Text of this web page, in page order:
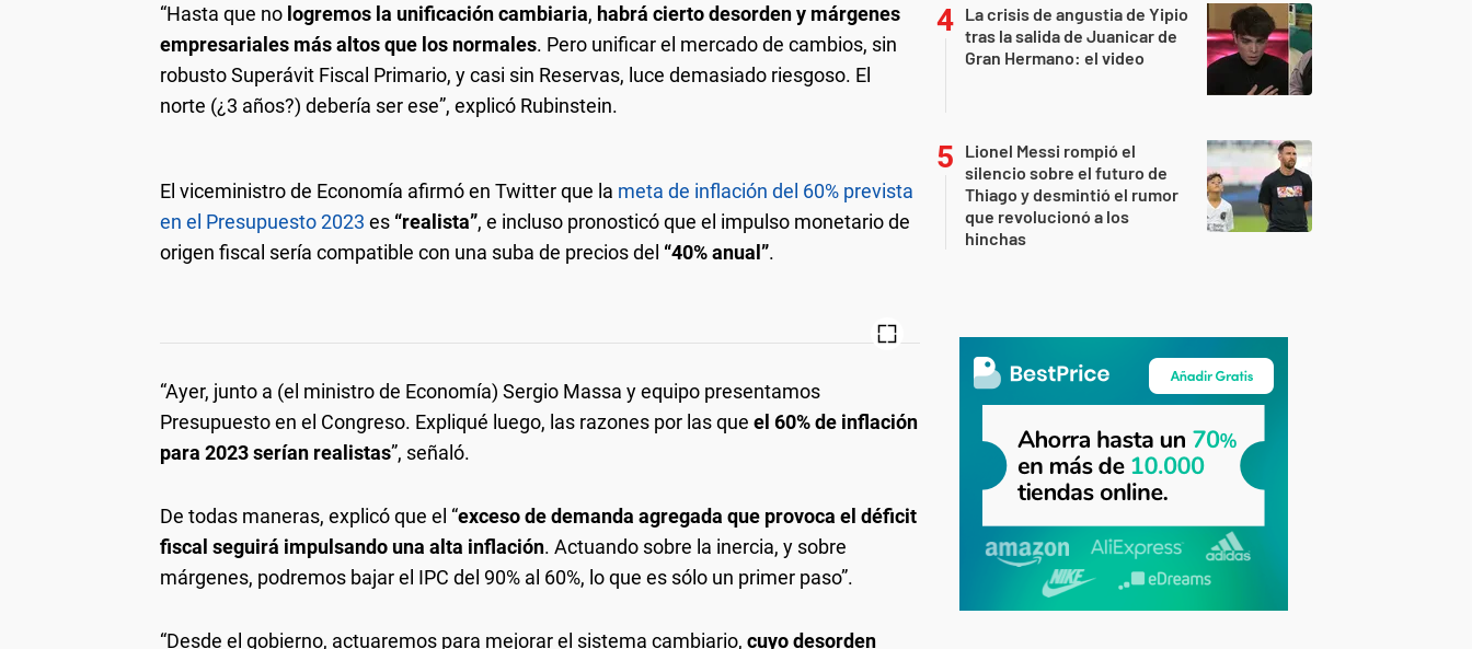
“Hasta que no logremos la unificación cambiaria, habrá cierto desorden y márgenes
empresariales más altos que los normales. Pero unificar el mercado de cambios, sin
robusto Superávit Fiscal Primario, y casi sin Reservas, luce demasiado riesgoso. El
norte (¿3 años?) debería ser ese”, explicó Rubinstein.
El viceministro de Economía afirmó en Twitter que la meta de inflación del 60% prevista
en el Presupuesto 2023 es “realista”, e incluso pronosticó que el impulso monetario de
origen fiscal sería compatible con una suba de precios del “40% anual”.
“Ayer, junto a (el ministro de Economía) Sergio Massa y equipo presentamos
Presupuesto en el Congreso. Expliqué luego, las razones por las que el 60% de inflación
para 2023 serían realistas”, señaló.
De todas maneras, explicó que el “exceso de demanda agregada que provoca el déficit
fiscal seguirá impulsando una alta inflación. Actuando sobre la inercia, y sobre
márgenes, podremos bajar el IPC del 90% al 60%, lo que es sólo un primer paso”.
“Desde el gobierno, actuaremos para mejorar el sistema cambiario, cuyo desorden
La crisis de angustia de Yipio
tras la salida de Juanicar de
Gran Hermano: el video
Lionel Messi rompió el
silencio sobre el futuro de
Thiago y desmintió el rumor
que revolucionó a los
hinchas